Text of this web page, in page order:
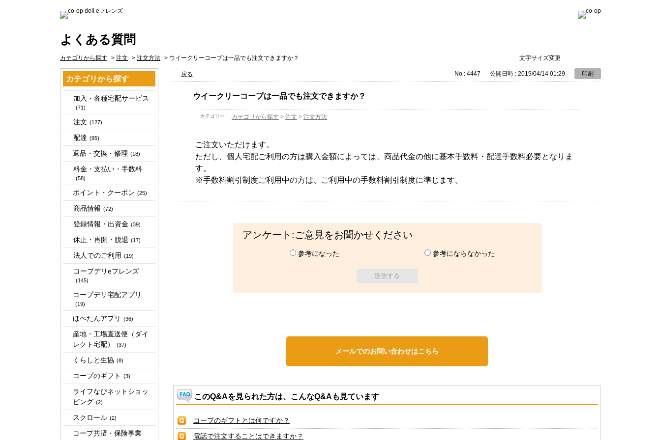
よくある質問
文字サイズ変更
カテゴリから探す > 注文 > 注文方法 > ウイークリーコープは一品でも注文できますか？
カテゴリから探す
加入・各種宅配サービス
(71)
注文 (127)
配達 (95)
返品・交換・修理 (18)
料金・支払い・手数料
(58)
ポイント・クーポン (25)
商品情報 (72)
登録情報・出資金 (39)
休止・再開・脱退 (17)
法人でのご利用 (19)
コープデリeフレンズ
(145)
コープデリ宅配アプリ
(19)
ほぺたんアプリ (36)
産地・工場直送便（ダイ
レクト宅配）
(37)
くらしと生協 (8)
コープのギフト (3)
ライフなびネットショッ
ピング (2)
スクロール (2)
コープ共済・保険事業
戻る No : 4447 公開日時 : 2019/04/14 01:29 印刷
ウイークリーコープは一品でも注文できますか？
カテゴリー : カテゴリから探す > 注文 > 注文方法
ご注文いただけます。
ただし、個人宅配ご利用の方は購入金額によっては、商品代金の他に基本手数料・配達手数料必要となりま
す。
※手数料割引制度ご利用中の方は、ご利用中の手数料割引制度に準じます。
アンケート:ご意見をお聞かせください
参考になった 参考にならなかった
メールでのお問い合わせはこちら
このQ&Aを見られた方は、こんなQ&Aも見ています
コープのギフトとは何ですか？
電話で注文することはできますか？